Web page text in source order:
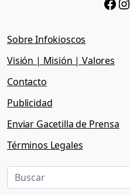
Sobre Infokioscos
Visión | Misión | Valores
Contacto
Publicidad
Enviar Gacetilla de Prensa
Términos Legales